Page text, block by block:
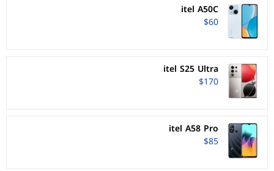
itel A50C
$60
itel S25 Ultra
$170
itel A58 Pro
$85